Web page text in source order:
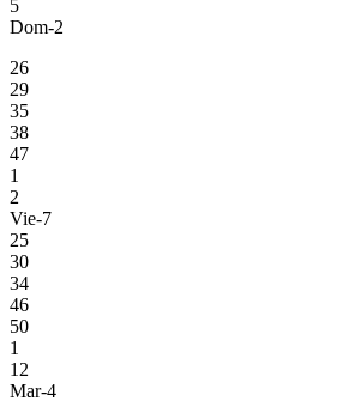
5
Dom-2
26
29
35
38
47
1
2
Vie-7
25
30
34
46
50
1
12
Mar-4